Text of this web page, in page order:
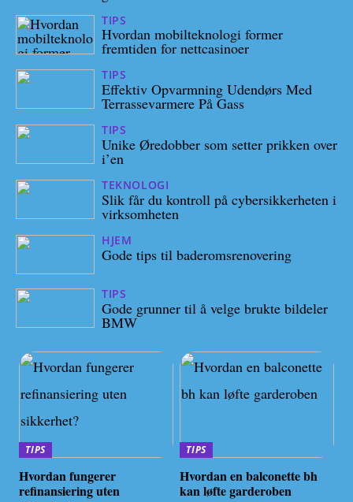
TIPS
Hvordan mobilteknologi former
fremtiden for nettcasinoer
TIPS
Effektiv Opvarmning Udendørs Med
Terrassevarmere På Gass
TIPS
Unike Øredobber som setter prikken over
i’en
TEKNOLOGI
Slik får du kontroll på cybersikkerheten i
virksomheten
HJEM
Gode tips til baderomsrenovering
TIPS
Gode grunner til å velge brukte bildeler
BMW
TIPS
Hvordan fungerer
refinansiering uten
TIPS
Hvordan en balconette bh
kan løfte garderoben